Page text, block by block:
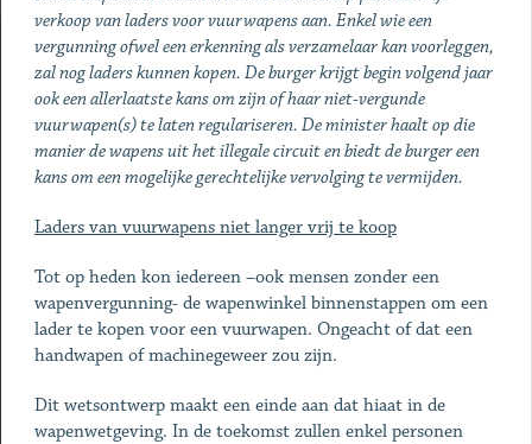
verkoop van laders voor vuurwapens aan. Enkel wie een
vergunning ofwel een erkenning als verzamelaar kan voorleggen,
zal nog laders kunnen kopen. De burger krijgt begin volgend jaar
ook een allerlaatste kans om zijn of haar niet-vergunde
vuurwapen(s) te laten regulariseren. De minister haalt op die
manier de wapens uit het illegale circuit en biedt de burger een
kans om een mogelijke gerechtelijke vervolging te vermijden.
Laders van vuurwapens niet langer vrij te koop
Tot op heden kon iedereen –ook mensen zonder een
wapenvergunning- de wapenwinkel binnenstappen om een
lader te kopen voor een vuurwapen. Ongeacht of dat een
handwapen of machinegeweer zou zijn.
Dit wetsontwerp maakt een einde aan dat hiaat in de
wapenwetgeving. In de toekomst zullen enkel personen